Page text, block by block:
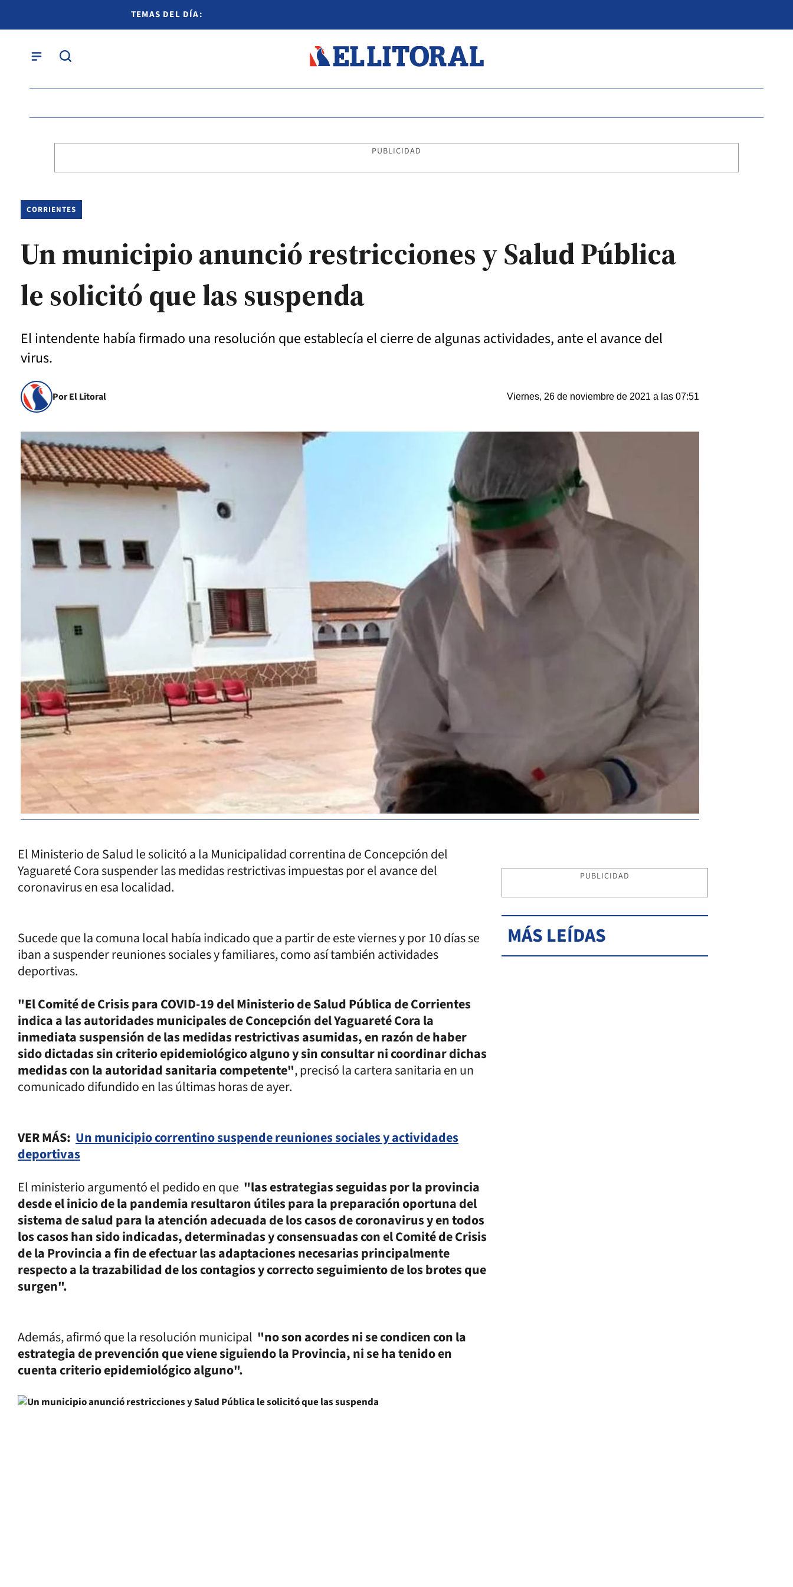
TEMAS DEL DÍA:
PUBLICIDAD
CORRIENTES
Un municipio anunció restricciones y Salud Pública
le solicitó que las suspenda
El intendente había firmado una resolución que establecía el cierre de algunas actividades, ante el avance del
virus.
Por El Litoral Viernes, 26 de noviembre de 2021 a las 07:51
El Ministerio de Salud le solicitó a la Municipalidad correntina de Concepción del
Yaguareté Cora suspender las medidas restrictivas impuestas por el avance del
coronavirus en esa localidad.
Sucede que la comuna local había indicado que a partir de este viernes y por 10 días se
iban a suspender reuniones sociales y familiares, como así también actividades
deportivas.
"El Comité de Crisis para COVID-19 del Ministerio de Salud Pública de Corrientes
indica a las autoridades municipales de Concepción del Yaguareté Cora la
inmediata suspensión de las medidas restrictivas asumidas, en razón de haber
sido dictadas sin criterio epidemiológico alguno y sin consultar ni coordinar dichas
medidas con la autoridad sanitaria competente", precisó la cartera sanitaria en un
comunicado difundido en las últimas horas de ayer.
VER MÁS: Un municipio correntino suspende reuniones sociales y actividades
deportivas
El ministerio argumentó el pedido en que "las estrategias seguidas por la provincia
desde el inicio de la pandemia resultaron útiles para la preparación oportuna del
sistema de salud para la atención adecuada de los casos de coronavirus y en todos
los casos han sido indicadas, determinadas y consensuadas con el Comité de Crisis
de la Provincia a fin de efectuar las adaptaciones necesarias principalmente
respecto a la trazabilidad de los contagios y correcto seguimiento de los brotes que
surgen".
Además, afirmó que la resolución municipal "no son acordes ni se condicen con la
estrategia de prevención que viene siguiendo la Provincia, ni se ha tenido en
cuenta criterio epidemiológico alguno".
PUBLICIDAD
MÁS LEÍDAS